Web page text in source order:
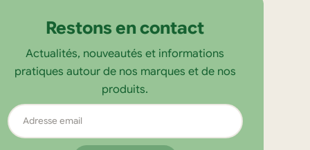
Restons en contact
Actualités, nouveautés et informations
pratiques autour de nos marques et de nos
produits.
Adresse
email